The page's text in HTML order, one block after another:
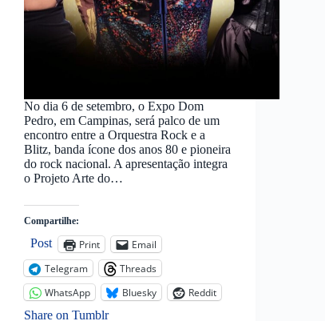
No dia 6 de setembro, o Expo Dom
Pedro, em Campinas, será palco de um
encontro entre a Orquestra Rock e a
Blitz, banda ícone dos anos 80 e pioneira
do rock nacional. A apresentação integra
o Projeto Arte do…
Compartilhe:
Post Print
Email
Telegram
Threads
WhatsApp
Bluesky
Reddit
Share on Tumblr